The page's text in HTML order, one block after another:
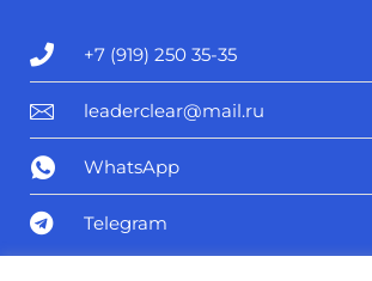
+7 (919) 250 35-35
leaderclear@mail.ru
WhatsApp
Telegram